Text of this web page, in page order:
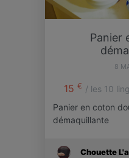
Panier
8
15 € / les 10
Panier en coton
démaquillante
Chouette